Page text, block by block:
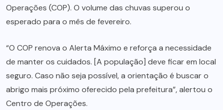
Operações (COP). O volume das chuvas superou o
esperado para o mês de fevereiro.
“O COP renova o Alerta Máximo e reforça a necessidade
de manter os cuidados. [A população] deve ficar em local
seguro. Caso não seja possível, a orientação é buscar o
abrigo mais próximo oferecido pela prefeitura”, alertou o
Centro de Operações.